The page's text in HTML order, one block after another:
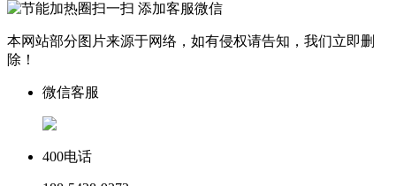
扫一扫 添加客服微信
本网站部分图片来源于网络，如有侵权请告知，我们立即删
除！
微信客服
400电话